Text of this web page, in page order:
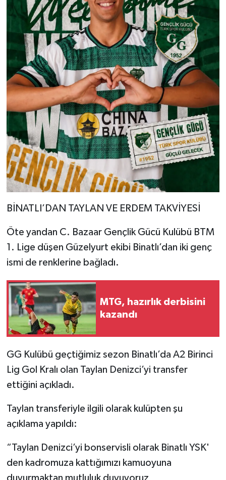
BİNATLI’DAN TAYLAN VE ERDEM TAKVİYESİ
Öte yandan C. Bazaar Gençlik Gücü Kulübü BTM
1. Lige düşen Güzelyurt ekibi Binatlı’dan iki genç
ismi de renklerine bağladı.
MTG, hazırlık derbisini
kazandı
GG Kulübü geçtiğimiz sezon Binatlı’da A2 Birinci
Lig Gol Kralı olan Taylan Denizci’yi transfer
ettiğini açıkladı.
Taylan transferiyle ilgili olarak kulüpten şu
açıklama yapıldı:
“Taylan Denizci’yi bonservisli olarak Binatlı YSK'
den kadromuza kattığımızı kamuoyuna
duyurmaktan mutluluk duyuyoruz